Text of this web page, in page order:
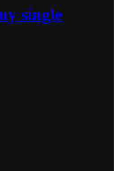
single